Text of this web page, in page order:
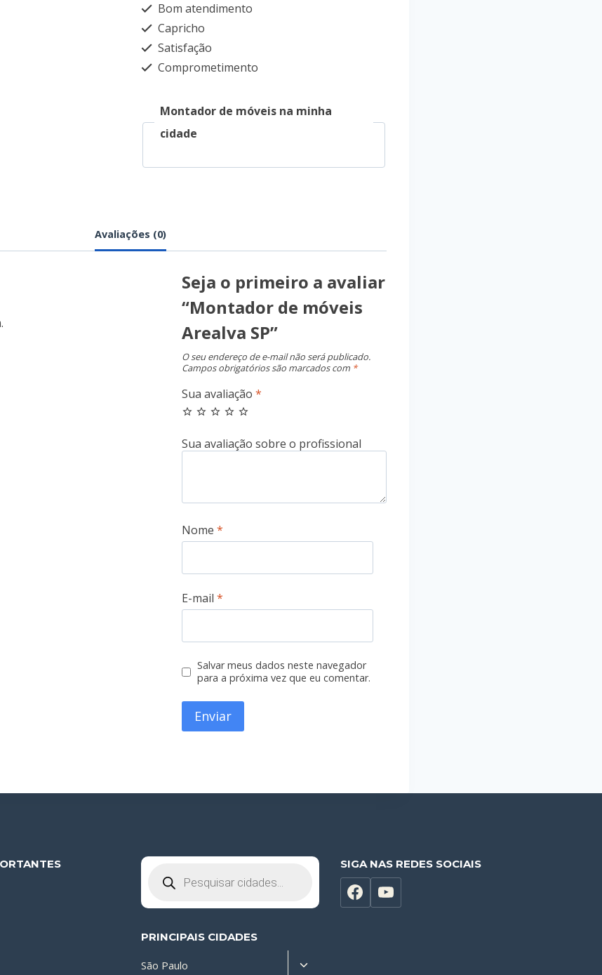
Bom atendimento
Capricho
Satisfação
Comprometimento
Montador de móveis na minha
cidade
Avaliações (0)
Seja o primeiro a avaliar
“Montador de móveis
Arealva SP”
O seu endereço de e-mail não será publicado.
Campos obrigatórios são marcados com *
Sua avaliação *
Nome *
E-mail *
Salvar meus dados neste navegador
para a próxima vez que eu comentar.
produtos
PRINCIPAIS CIDADES
São Paulo
Alternar
SIGA NAS REDES SOCIAIS